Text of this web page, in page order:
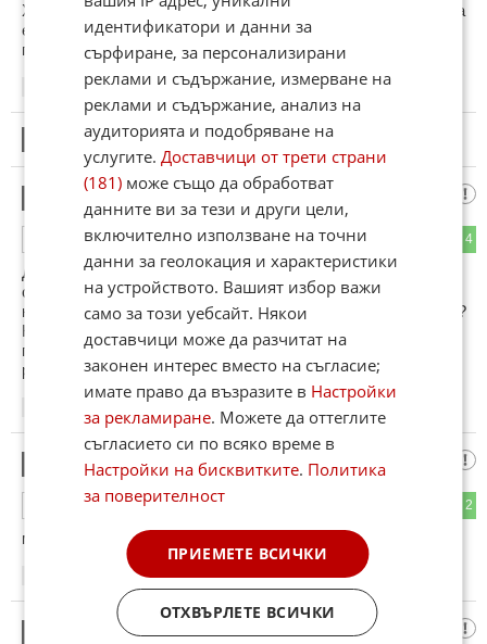
Хасково лежи върху уран. Така е било хиляди години, така
е и сега, така ще бъде и след хиляди години. Хората са
пили тази вода, пият я, и ще я пият още хиляди години.
12.05.2025
Този коментар е премахнат от модератор.
Партийни другари
4
ОТГОВОР
Другарко Смиляна Нитова виждам, че си седнала на
столчето. Преди да седнеш на столчето разтвори ли си
краката за да излезе радиацията от пещерата? Да или Не?
Кажи честно! Кажи! Не се притеснвай! Радиацията ти е
голяма и цялото Хасково е под пие вода от твоята
радиация!
"Pазпорна Балгерия"
2
ОТГОВОР
ми вземай помпата и вади вода!
12.05.2025
Депутатка била, искала, борила се
идентификатори и данни за
сърфиране, за персонализирани
реклами и съдържание, измерване на
реклами и съдържание, анализ на
аудиторията и подобряване на
услугите.Доставчици от трети страни
(181) може също да обработват
данните ви за тези и други цели,
включително използване на точни
данни за геолокация и характеристики
на устройството. Вашият избор важи
само за този уебсайт. Някои
доставчици може да разчитат на
законен интерес вместо на съгласие;
имате право да възразите в Настройки
за рекламиране. Можете да оттеглите
съгласието си по всяко време в
Настройки на бисквитките. Политика
за поверителност
ПРИЕМЕТЕ ВСИЧКИ
ОТХВЪРЛЕТЕ ВСИЧКИ